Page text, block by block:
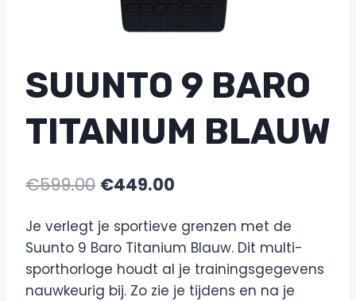
SUUNTO 9 BARO
TITANIUM BLAUW
€599.00 €449.00
Je verlegt je sportieve grenzen met de
Suunto 9 Baro Titanium Blauw. Dit multi-
sporthorloge houdt al je trainingsgegevens
nauwkeurig bij. Zo zie je tijdens en na je